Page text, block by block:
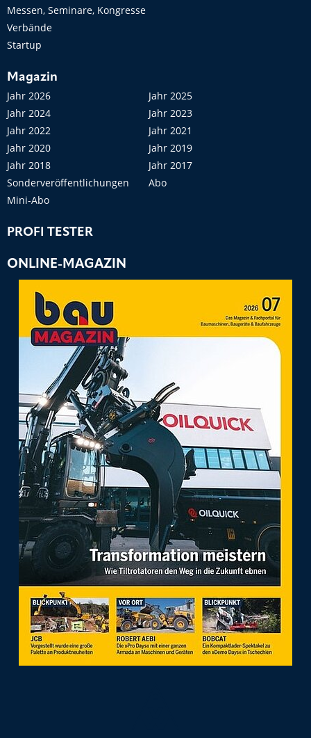
Messen, Seminare, Kongresse
Verbände
Startup
Magazin
Jahr 2026
Jahr 2025
Jahr 2024
Jahr 2023
Jahr 2022
Jahr 2021
Jahr 2020
Jahr 2019
Jahr 2018
Jahr 2017
Sonderveröffentlichungen
Abo
Mini-Abo
PROFI TESTER
ONLINE-MAGAZIN